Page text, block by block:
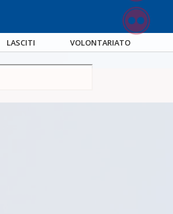
LASCITI VOLONTARIATO